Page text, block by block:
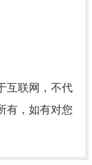
互联网，不代
有，如有对您